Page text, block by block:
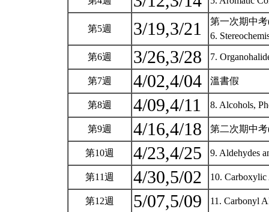
第5週 3/19,3/21
第一次期中考
6.
第6週 3/26,3/28 7.
第7週 4/02,4/04 溫書假
第8週 4/09,4/11 8. Alcohols,
第9週 4/16,4/18 第二次期中
第10週 4/23,4/25 9. Aldehydes
第11週 4/30,5/02 10.
第12週 5/07,5/09 11. Carbonyl